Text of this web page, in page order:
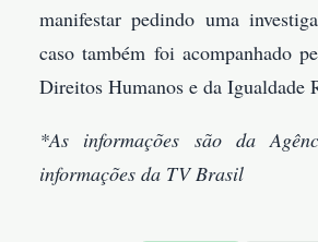
manifestar pedindo uma
caso também foi acompanhado
Direitos Humanos e da Igualdade
*As informações são da
informações da TV Brasil